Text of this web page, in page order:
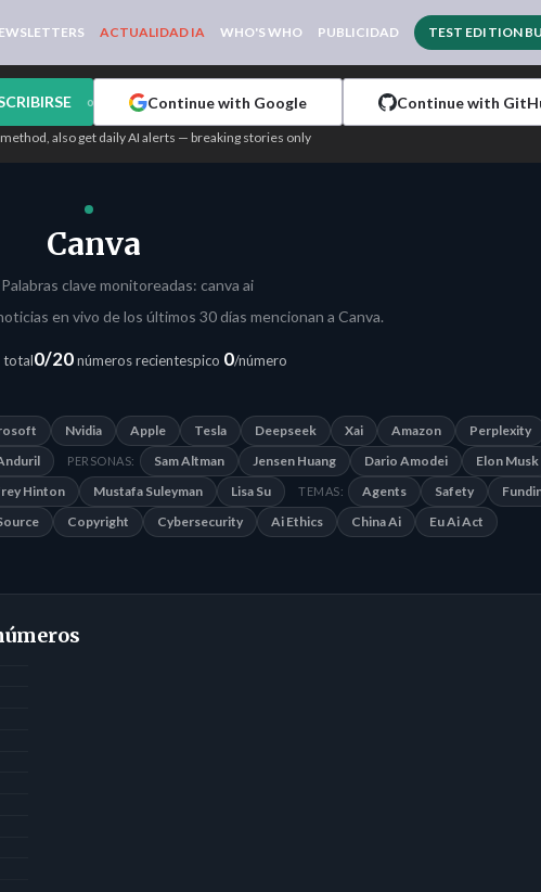
ACTUALIDAD IA WHO'S WHO PUBLICIDAD TEST EDITION
or Continue with Google Continue with
also get daily AI alerts — breaking stories only
Canva
Palabras clave monitoreadas: canva ai
en vivo de los últimos 30 días mencionan a Canva.
total0/20números recientespico 0/número
Nvidia Apple Tesla Deepseek Xai Amazon
Perplexity
PERSONAS: Sam Altman Jensen Huang Dario Amodei
Elon Musk
Hinton Mustafa Suleyman Lisa Su TEMAS: Agents Safety
Copyright Cybersecurity Ai Ethics China Ai
Eu Ai Act